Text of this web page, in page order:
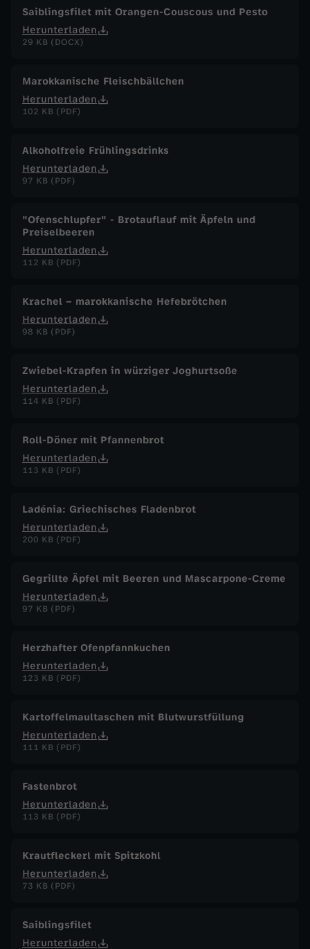
Saiblingsfilet mit Orangen-Couscous und Pesto
Herunterladen
29 KB (DOCX)
Marokkanische Fleischbällchen
Herunterladen
102 KB (PDF)
Alkoholfreie Frühlingsdrinks
Herunterladen
97 KB (PDF)
"Ofenschlupfer" - Brotauflauf mit Äpfeln und
Preiselbeeren
Herunterladen
112 KB (PDF)
Krachel – marokkanische Hefebrötchen
Herunterladen
98 KB (PDF)
Zwiebel-Krapfen in würziger Joghurtsoße
Herunterladen
114 KB (PDF)
Roll-Döner mit Pfannenbrot
Herunterladen
113 KB (PDF)
Ladénia: Griechisches Fladenbrot
Herunterladen
200 KB (PDF)
Gegrillte Äpfel mit Beeren und Mascarpone-Creme
Herunterladen
97 KB (PDF)
Herzhafter Ofenpfannkuchen
Herunterladen
123 KB (PDF)
Kartoffelmaultaschen mit Blutwurstfüllung
Herunterladen
111 KB (PDF)
Fastenbrot
Herunterladen
113 KB (PDF)
Krautfleckerl mit Spitzkohl
Herunterladen
73 KB (PDF)
Saiblingsfilet
Herunterladen